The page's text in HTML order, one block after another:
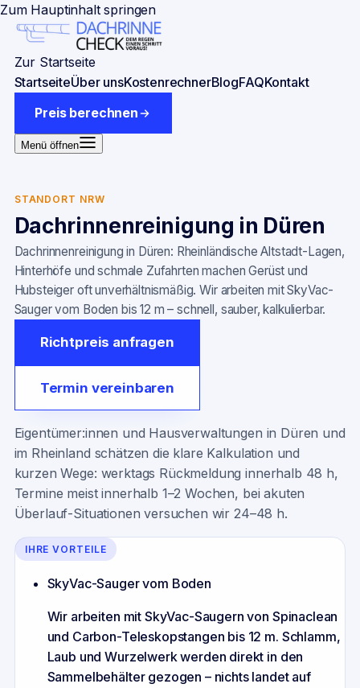
Zum Hauptinhalt springen
Zur Startseite
StartseiteÜber unsKostenrechnerBlogFAQKontakt
Preis berechnen
Menü öffnen
STANDORT NRW
Dachrinnenreinigung in Düren
Dachrinnenreinigung in Düren: Rheinländische Altstadt-Lagen,
Hinterhöfe und schmale Zufahrten machen Gerüst und
Hubsteiger oft unverhältnismäßig. Wir arbeiten mit SkyVac-
Sauger vom Boden bis 12 m – schnell, sauber, kalkulierbar.
Richtpreis anfragen
Termin vereinbaren
Eigentümer:innen und Hausverwaltungen in Düren und
im Rheinland schätzen die klare Kalkulation und
kurzen Wege: werktags Rückmeldung innerhalb 48 h,
Termine meist innerhalb 1–2 Wochen, bei akuten
Überlauf-Situationen versuchen wir 24–48 h.
IHRE VORTEILE
SkyVac-Sauger vom Boden
Wir arbeiten mit SkyVac-Saugern von Spinaclean
und Carbon-Teleskopstangen bis 12 m. Schlamm,
Laub und Wurzelwerk werden direkt in den
Sammelbehälter gezogen – nichts landet auf